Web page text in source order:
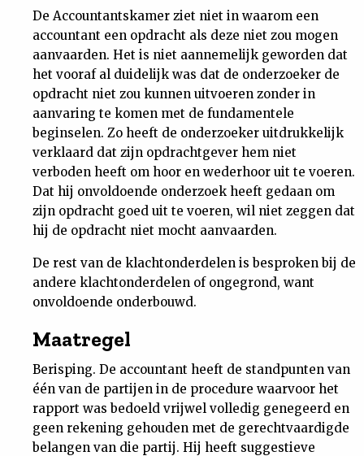
De Accountantskamer ziet niet in waarom een
accountant een opdracht als deze niet zou mogen
aanvaarden. Het is niet aannemelijk geworden dat
het vooraf al duidelijk was dat de onderzoeker de
opdracht niet zou kunnen uitvoeren zonder in
aanvaring te komen met de fundamentele
beginselen. Zo heeft de onderzoeker uitdrukkelijk
verklaard dat zijn opdrachtgever hem niet
verboden heeft om hoor en wederhoor uit te voeren.
Dat hij onvoldoende onderzoek heeft gedaan om
zijn opdracht goed uit te voeren, wil niet zeggen dat
hij de opdracht niet mocht aanvaarden.
De rest van de klachtonderdelen is besproken bij de
andere klachtonderdelen of ongegrond, want
onvoldoende onderbouwd.
Maatregel
Berisping. De accountant heeft de standpunten van
één van de partijen in de procedure waarvoor het
rapport was bedoeld vrijwel volledig genegeerd en
geen rekening gehouden met de gerechtvaardigde
belangen van die partij. Hij heeft suggestieve